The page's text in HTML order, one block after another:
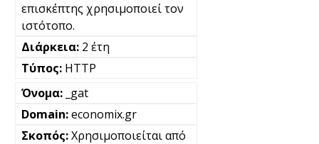
επισκέπτης χρησιμοποιεί τον
ιστότοπο.
2 έτη
HTTP
_gat
economix.gr
Χρησιμοποιείται από